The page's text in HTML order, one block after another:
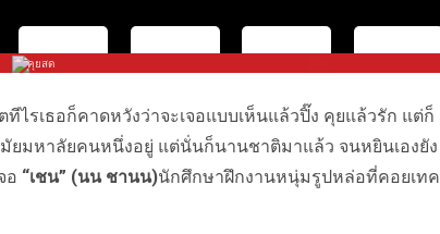
ทีไรเธอก็คาดหวังว่าจะเจอแบบเห็นแล้วปิ๊ง คุยแล้วรัก แต่ก็
ยมหาลัยคนหนึ่งอยู่ แต่นั่นก็นานชาติมาแล้ว จนหยินเองยัง
อ “เชน” (นน ชานน)นักศึกษาฝึกงานหนุ่มรูปหล่อที่คอยเทค